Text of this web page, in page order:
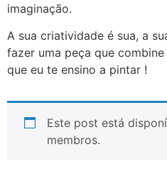
imaginação.
A sua criatividade é sua, a
fazer uma peça que
que eu te ensino a pintar !
Este post está
membros.